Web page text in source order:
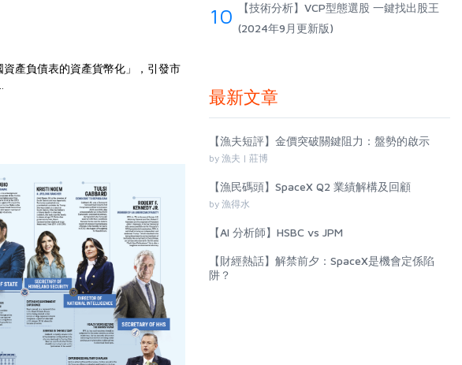
產負債表的資產貨幣化」，引發市
10
【技術分析】VCP型態選股 一鍵找出股王
(2024年9月更新版)
最新文章
【漁夫短評】金價突破關鍵阻力：盤勢的啟示
by 漁夫 | 莊博
【漁民碼頭】SpaceX Q2 業績解構及回顧
by 漁得水
【AI 分析師】HSBC vs JPM
【財經熱話】解禁前夕：SpaceX是機會定係陷
阱？